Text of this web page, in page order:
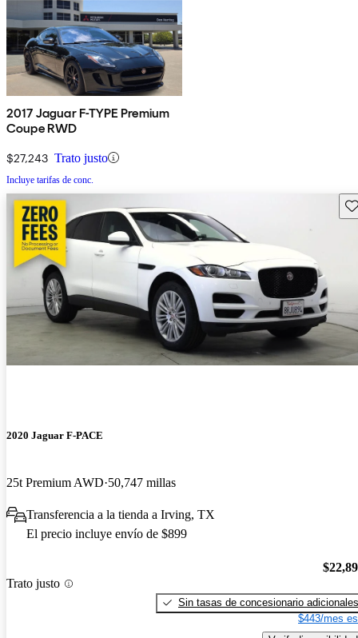
2017 Jaguar F-TYPE Premium
Coupe RWD
$27,243 Trato justo
Incluye tarifas de conc.
2020 Jaguar F-PACE
25t Premium AWD 50,747 millas
Transferencia a la tienda a Irving, TX
El precio incluye envío de $899
Trato justo
Sin tasas de concesionario adicionales
$443/mes